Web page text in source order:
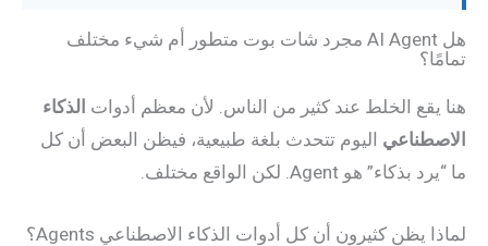
هل AI Agent مجرد شات بوت متطور أم شيء مختلف
تمامًا؟
هنا يقع الخلط عند كثير من الناس. لأن معظم أدوات الذكاء
الاصطناعي اليوم تتحدث بلغة طبيعية، فيظن البعض أن كل
ما “يرد بذكاء” هو Agent. لكن الواقع مختلف.
لماذا يظن كثيرون أن كل أدوات الذكاء الاصطناعي Agents؟